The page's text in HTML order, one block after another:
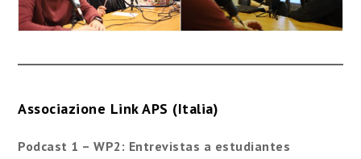
Associazione Link APS (Italia)
Podcast 1 – WP2: Entrevistas a estudiantes